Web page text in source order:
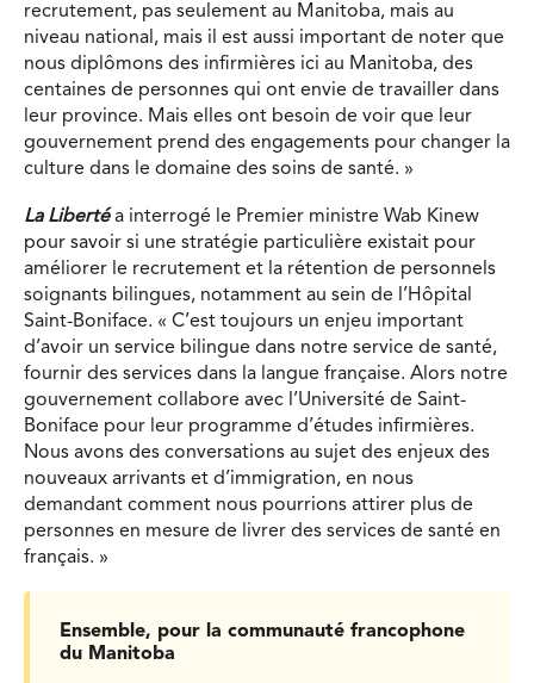
recrutement, pas seulement au Manitoba, mais au
niveau national, mais il est aussi important de noter que
nous diplômons des infirmières ici au Manitoba, des
centaines de personnes qui ont envie de travailler dans
leur province. Mais elles ont besoin de voir que leur
gouvernement prend des engagements pour changer la
culture dans le domaine des soins de santé. »
La Libertéa interrogé le Premier ministre Wab Kinew
pour savoir si une stratégie particulière existait pour
améliorer le recrutement et la rétention de personnels
soignants bilingues, notamment au sein de l’Hôpital
Saint-Boniface. « C’est toujours un enjeu important
d’avoir un service bilingue dans notre service de santé,
fournir des services dans la langue française. Alors notre
gouvernement collabore avec l’Université de Saint-
Boniface pour leur programme d’études infirmières.
Nous avons des conversations au sujet des enjeux des
nouveaux arrivants et d’immigration, en nous
demandant comment nous pourrions attirer plus de
personnes en mesure de livrer des services de santé en
français. »
Ensemble, pour la communauté francophone
du Manitoba